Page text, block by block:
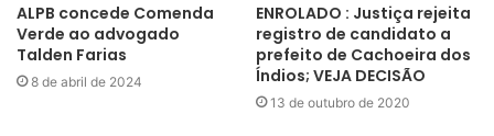
ALPB concede Comenda
Verde ao advogado
Talden Farias
8 de abril de 2024
ENROLADO : Justiça rejeita
registro de candidato a
prefeito de Cachoeira dos
Índios; VEJA DECISÃO
13 de outubro de 2020